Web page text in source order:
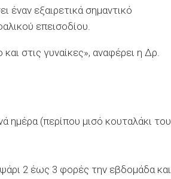
έναν εξαιρετικά σημαντικό
επεισοδίου.
στις γυναίκες», αναφέρει η Δρ.
ημέρα (περίπου μισό κουταλάκι του
2 έως 3 φορές την εβδομάδα και